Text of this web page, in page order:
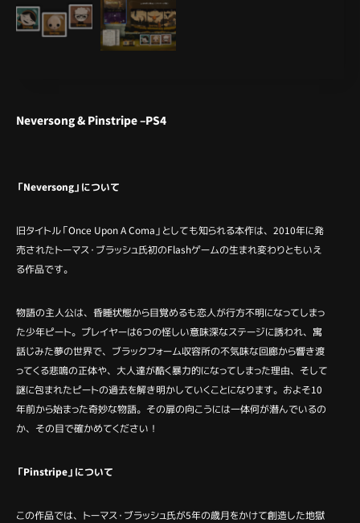
Neversong & Pinstripe –PS4
「Neversong」について
旧タイトル「Once Upon A Coma」としても知られる本作は、2010年に発
売されたトーマス・ブラッシュ氏初のFlashゲームの生まれ変わりともいえ
る作品です。
物語の主人公は、昏睡状態から目覚めるも恋人が行方不明になってしまっ
た少年ピート。プレイヤーは6つの怪しい意味深なステージに誘われ、寓
話じみた夢の世界で、ブラックフォーム収容所の不気味な回廊から響き渡
ってくる悲鳴の正体や、大人達が酷く暴力的になってしまった理由、そして
謎に包まれたピートの過去を解き明かしていくことになります。およそ10
年前から始まった奇妙な物語。その扉の向こうには一体何が潜んでいるの
か、その目で確かめてください！
「Pinstripe」について
この作品では、トーマス・ブラッシュ氏が5年の歳月をかけて創造した地獄